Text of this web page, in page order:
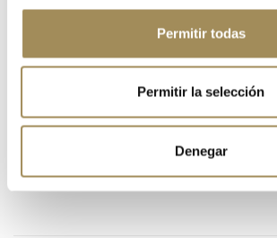
Permitir todas
Permitir la selección
Denegar